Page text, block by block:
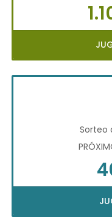
Sorteo